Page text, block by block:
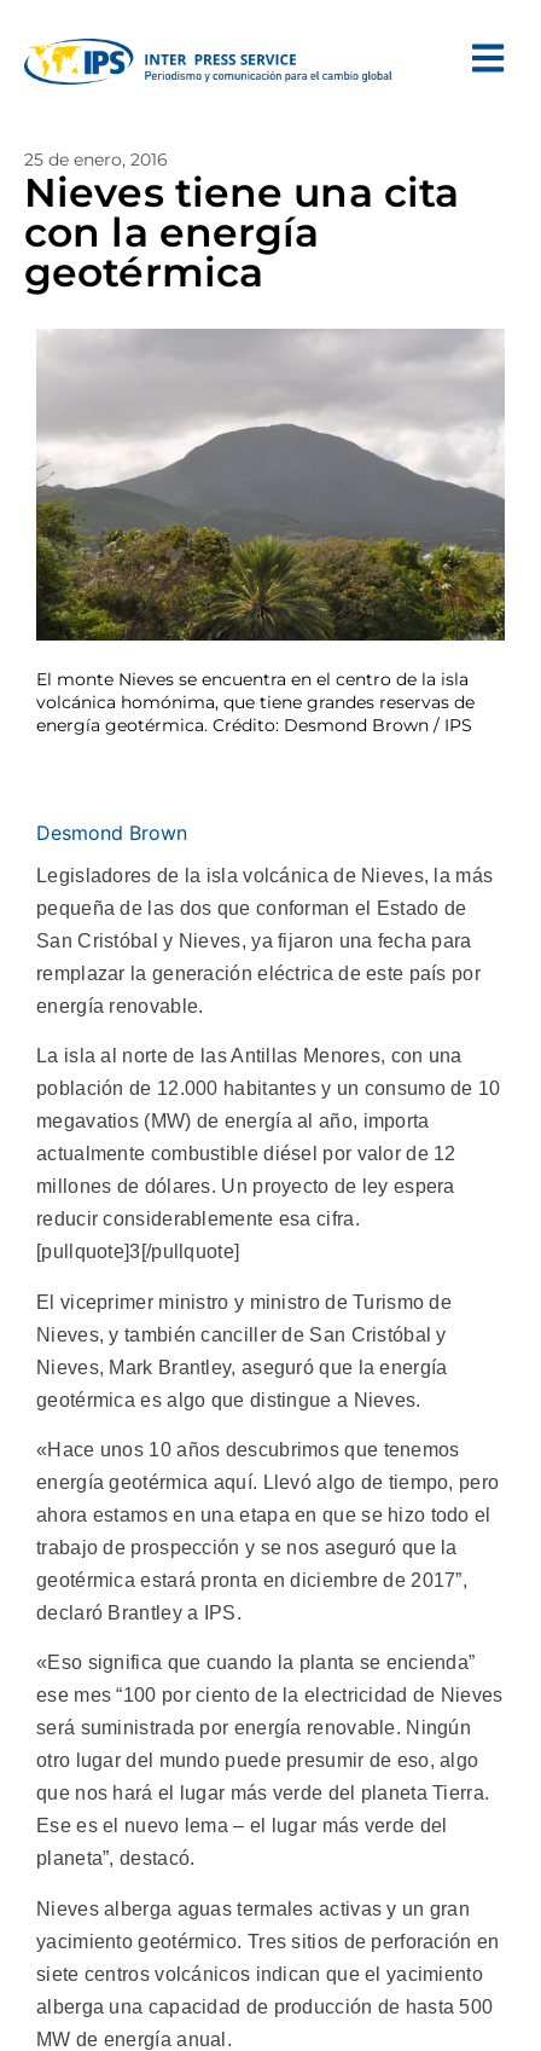
25 de enero, 2016
Nieves tiene una cita
con la energía
geotérmica
El monte Nieves se encuentra en el centro de la isla
volcánica homónima, que tiene grandes reservas de
energía geotérmica. Crédito: Desmond Brown / IPS
Desmond Brown
Legisladores de la isla volcánica de Nieves, la más
pequeña de las dos que conforman el Estado de
San Cristóbal y Nieves, ya fijaron una fecha para
remplazar la generación eléctrica de este país por
energía renovable.
La isla al norte de las Antillas Menores, con una
población de 12.000 habitantes y un consumo de 10
megavatios (MW) de energía al año, importa
actualmente combustible diésel por valor de 12
millones de dólares. Un proyecto de ley espera
reducir considerablemente esa cifra.
[pullquote]3[/pullquote]
El viceprimer ministro y ministro de Turismo de
Nieves, y también canciller de San Cristóbal y
Nieves, Mark Brantley, aseguró que la energía
geotérmica es algo que distingue a Nieves.
«Hace unos 10 años descubrimos que tenemos
energía geotérmica aquí. Llevó algo de tiempo, pero
ahora estamos en una etapa en que se hizo todo el
trabajo de prospección y se nos aseguró que la
geotérmica estará pronta en diciembre de 2017”,
declaró Brantley a IPS.
«Eso significa que cuando la planta se encienda”
ese mes “100 por ciento de la electricidad de Nieves
será suministrada por energía renovable. Ningún
otro lugar del mundo puede presumir de eso, algo
que nos hará el lugar más verde del planeta Tierra.
Ese es el nuevo lema – el lugar más verde del
planeta”, destacó.
Nieves alberga aguas termales activas y un gran
yacimiento geotérmico. Tres sitios de perforación en
siete centros volcánicos indican que el yacimiento
alberga una capacidad de producción de hasta 500
MW de energía anual.